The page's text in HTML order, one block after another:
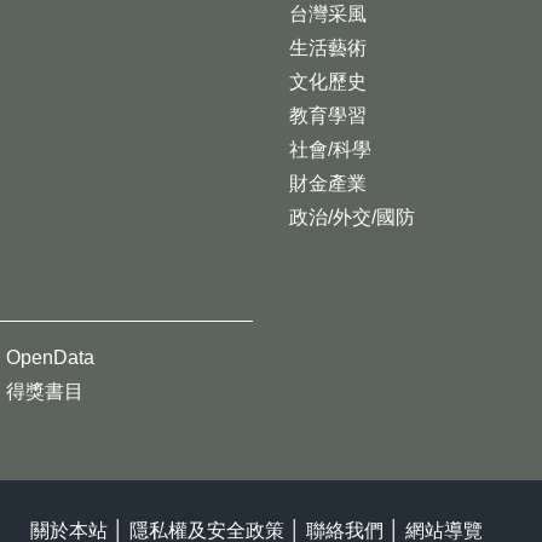
台灣采風
生活藝術
文化歷史
教育學習
社會/科學
財金產業
政治/外交/國防
OpenData
得獎書目
關於本站 隱私權及安全政策 聯絡我們 網站導覽